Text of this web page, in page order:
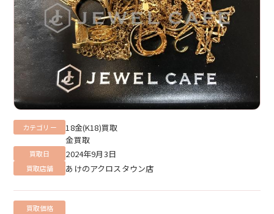
カテゴリー
18金(K18)買取
金買取
買取日 2024年9月3日
買取店舗 あけのアクロスタウン店
買取価格